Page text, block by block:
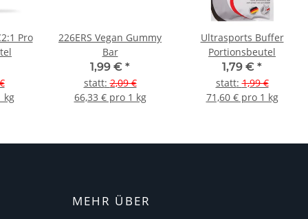
Pro
kg
226ERS Vegan Gummy
Bar
1,99 € *
statt:2,09 €
66,33 € pro 1 kg
Ultrasports Buffer
Portionsbeutel
1,79 € *
statt:1,99 €
71,60 € pro 1 kg
MEHR ÜBER